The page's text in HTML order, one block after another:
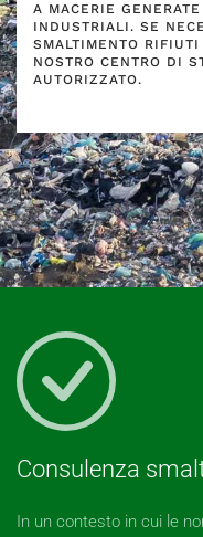
A MACERIE
INDUSTRIALI. SE
SMALTIMENTO
NOSTRO CENTRO DI
AUTORIZZATO.
Consulenza
In un contesto in cui le